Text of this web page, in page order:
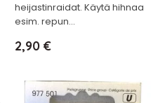
heijastinraidat. Käytä hihnaa
esim. repun...
Hinta
2,90 €